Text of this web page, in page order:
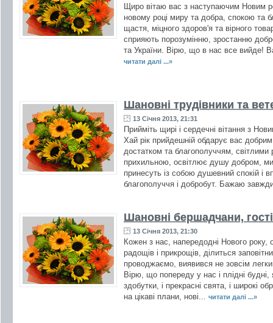
Щиро вітаю вас з наступаючим Новим
новому році миру та добра, спокою та
щастя, міцного здоров'я та вірного
сприяють порозумінню, зростанню
та України. Вірю, що в нас все вийде!
читати далі ...»
Шановні трудівники та
13 Січня 2013, 21:31
Прийміть щирі і сердечні вітання з
Хай рік прийдешній обдарує вас
достатком та благополуччям,
прихильною, освітлює душу добром,
принесуть із собою душевний спокій і
благополуччя і добробут. Бажаю
Шановні бершадчани,
13 Січня 2013, 21:30
Кожен з нас, напередодні Нового року,
радощів і прикрощів, ділиться
проводжаємо, виявився не зовсім
Вірю, що попереду у нас і плідні будні,
здобутки, і прекрасні свята, і широкі
на цікаві плани, нові... читати далі ...»